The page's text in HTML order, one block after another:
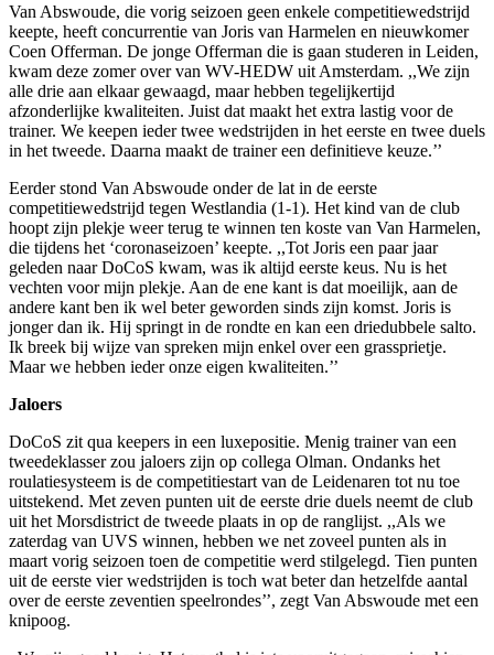
Van Abswoude, die vorig seizoen geen enkele competitiewedstrijd
keepte, heeft concurrentie van Joris van Harmelen en nieuwkomer
Coen Offerman. De jonge Offerman die is gaan studeren in Leiden,
kwam deze zomer over van WV-HEDW uit Amsterdam. ,,We zijn
alle drie aan elkaar gewaagd, maar hebben tegelijkertijd
afzonderlijke kwaliteiten. Juist dat maakt het extra lastig voor de
trainer. We keepen ieder twee wedstrijden in het eerste en twee duels
in het tweede. Daarna maakt de trainer een definitieve keuze.’’
Eerder stond Van Abswoude onder de lat in de eerste
competitiewedstrijd tegen Westlandia (1-1). Het kind van de club
hoopt zijn plekje weer terug te winnen ten koste van Van Harmelen,
die tijdens het ‘coronaseizoen’ keepte. ,,Tot Joris een paar jaar
geleden naar DoCoS kwam, was ik altijd eerste keus. Nu is het
vechten voor mijn plekje. Aan de ene kant is dat moeilijk, aan de
andere kant ben ik wel beter geworden sinds zijn komst. Joris is
jonger dan ik. Hij springt in de rondte en kan een driedubbele salto.
Ik breek bij wijze van spreken mijn enkel over een grassprietje.
Maar we hebben ieder onze eigen kwaliteiten.’’
Jaloers
DoCoS zit qua keepers in een luxepositie. Menig trainer van een
tweedeklasser zou jaloers zijn op collega Olman. Ondanks het
roulatiesysteem is de competitiestart van de Leidenaren tot nu toe
uitstekend. Met zeven punten uit de eerste drie duels neemt de club
uit het Morsdistrict de tweede plaats in op de ranglijst. ,,Als we
zaterdag van UVS winnen, hebben we net zoveel punten als in
maart vorig seizoen toen de competitie werd stilgelegd. Tien punten
uit de eerste vier wedstrijden is toch wat beter dan hetzelfde aantal
over de eerste zeventien speelrondes’’, zegt Van Abswoude met een
knipoog.